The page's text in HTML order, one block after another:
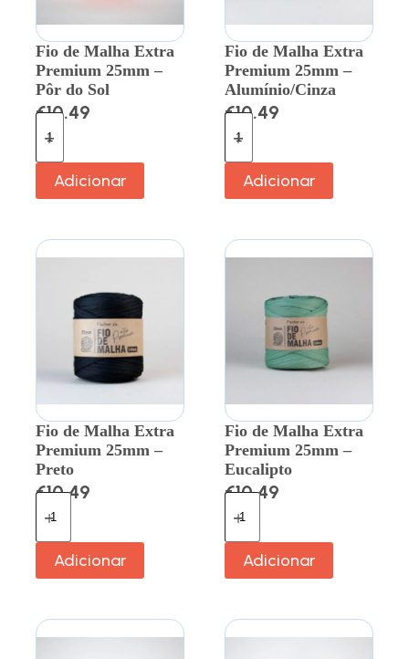
Fio de Malha Extra
Premium 25mm –
Pôr do Sol
€10.49
Adicionar
Fio de Malha Extra
Premium 25mm –
Alumínio/Cinza
€10.49
Adicionar
Fio de Malha Extra
Premium 25mm –
Preto
€10.49
Adicionar
Fio de Malha Extra
Premium 25mm –
Eucalipto
€10.49
Adicionar